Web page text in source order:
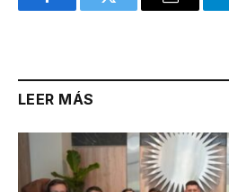
FacebookTwitter Email
LEER MÁS